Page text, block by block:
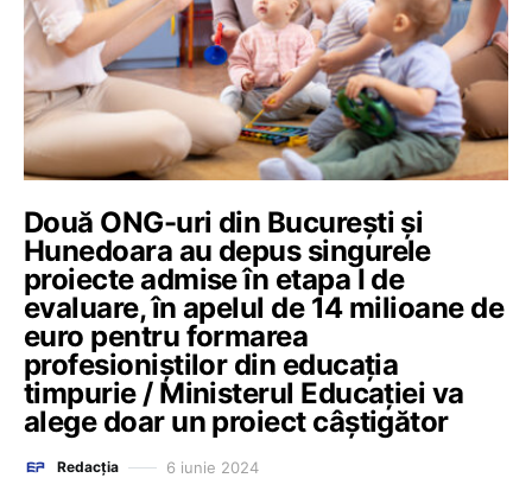
Două ONG-uri din București și
Hunedoara au depus singurele
proiecte admise în etapa I de
evaluare, în apelul de 14 milioane de
euro pentru formarea
profesioniștilor din educația
timpurie / Ministerul Educației va
alege doar un proiect câștigător
Redacția 6 iunie 2024